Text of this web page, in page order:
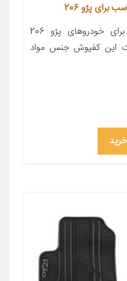
پژو 206
معرفی محصول کفپوش فوق برای خودروهای پژو 206
این کفپوش جنس مواد